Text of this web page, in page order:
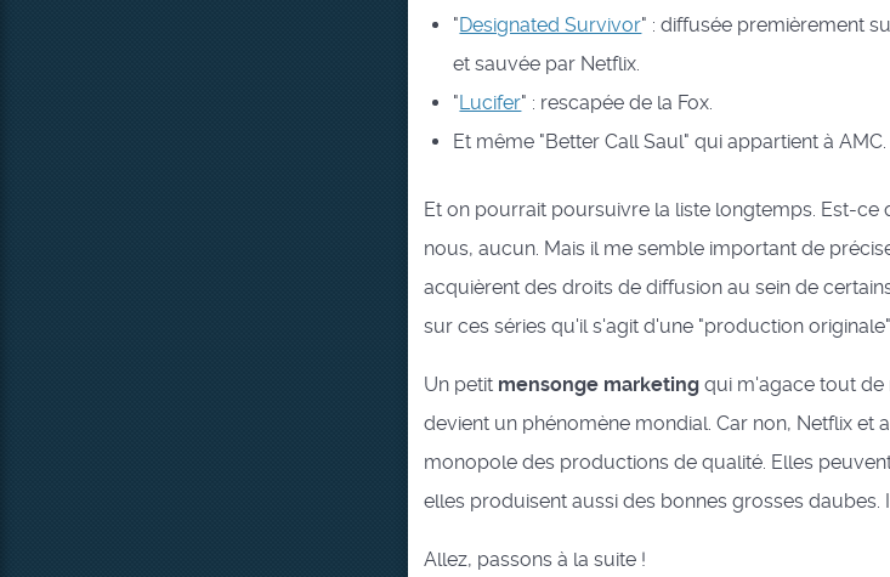
"Designated Survivor" : diffusée premièrement
et sauvée par Netflix.
"Lucifer" : rescapée de la Fox.
Et même "Better Call Saul" qui appartient à AMC.
Et on pourrait poursuivre la liste longtemps. Est-ce
nous, aucun. Mais il me semble important de
acquièrent des droits de diffusion au sein de
sur ces séries qu'il s'agit d'une "production
Un petit mensonge marketing qui m'agace tout
devient un phénomène mondial. Car non, Netflix
monopole des productions de qualité. Elles
elles produisent aussi des bonnes grosses daubes.
Allez, passons à la suite !